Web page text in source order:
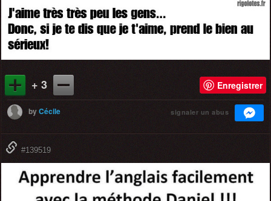
+ 3 Enregistrer
byCécile signaler un abus
#139519